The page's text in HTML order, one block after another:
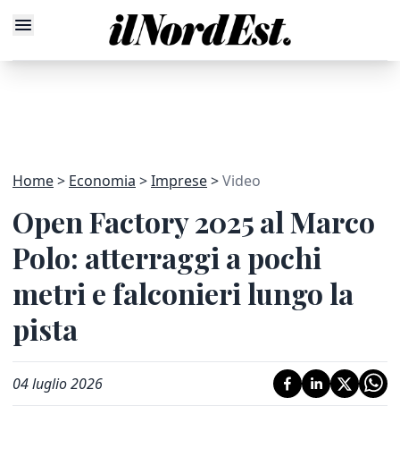
Home Economia Imprese Video
Open Factory 2025 al Marco
Polo: atterraggi a pochi
metri e falconieri lungo la
pista
04 luglio 2026